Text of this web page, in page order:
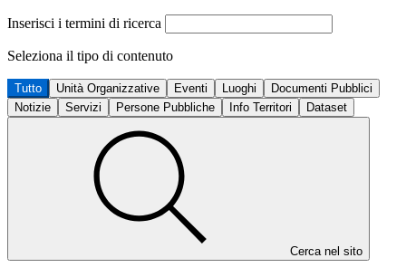
Inserisci i termini di ricerca
Seleziona il tipo di contenuto
Tutto Unità Organizzative Eventi Luoghi
Documenti Pubblici
Notizie
Servizi Persone Pubbliche Info Territori Dataset
Cerca nel sito